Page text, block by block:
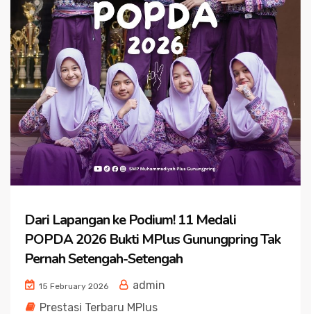
Dari Lapangan ke Podium! 11 Medali
POPDA 2026 Bukti MPlus Gunungpring Tak
Pernah Setengah-Setengah
15 February 2026
admin
Prestasi Terbaru MPlus